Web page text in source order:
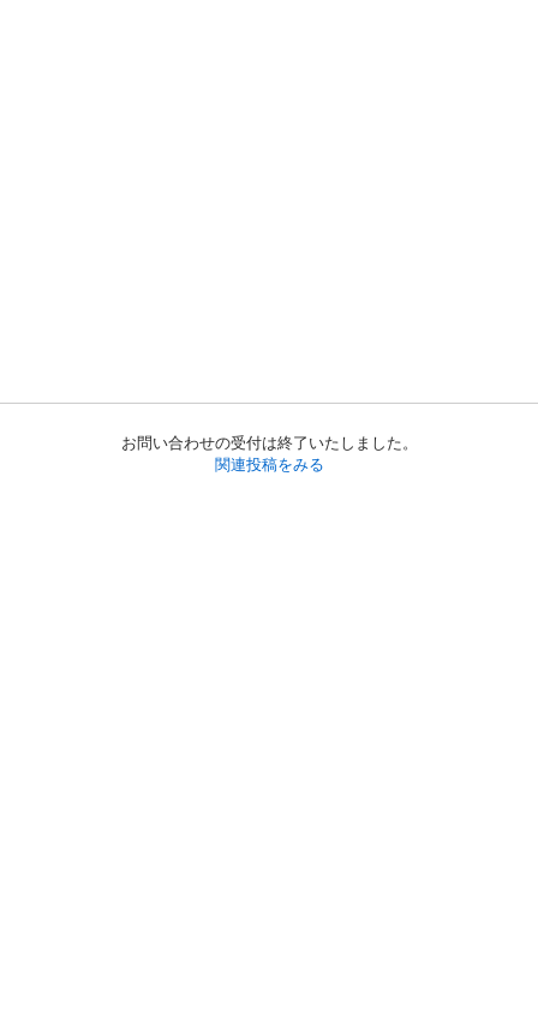
お問い合わせの受付は終了いたしました。
関連投稿をみる